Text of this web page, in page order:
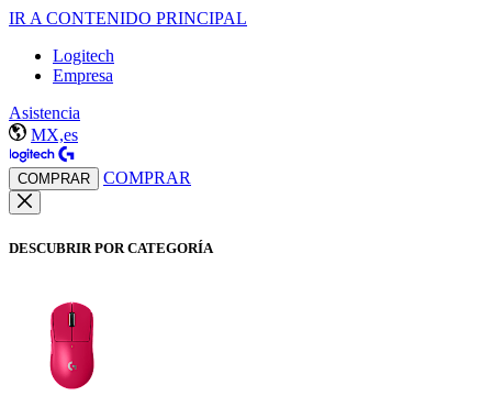
IR A CONTENIDO PRINCIPAL
Logitech
Empresa
Asistencia
MX,es
COMPRAR COMPRAR
DESCUBRIR POR CATEGORÍA